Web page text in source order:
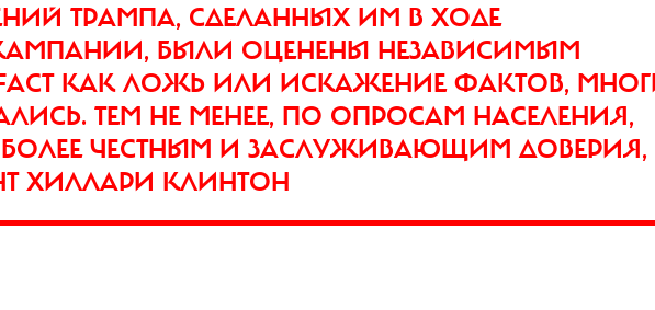
ТРАМПА, СДЕЛАННЫХ ИМ В ХОДЕ
БЫЛИ ОЦЕНЕНЫ НЕЗАВИСИМЫМ
КАК ЛОЖЬ ИЛИ ИСКАЖЕНИЕ ФАКТОВ,
ТЕМ НЕ МЕНЕЕ, ПО ОПРОСАМ НАСЕЛЕНИЯ,
БОЛЕЕ ЧЕСТНЫМ И ЗАСЛУЖИВАЮЩИМ ДОВЕРИЯ,
ХИЛЛАРИ КЛИНТОН